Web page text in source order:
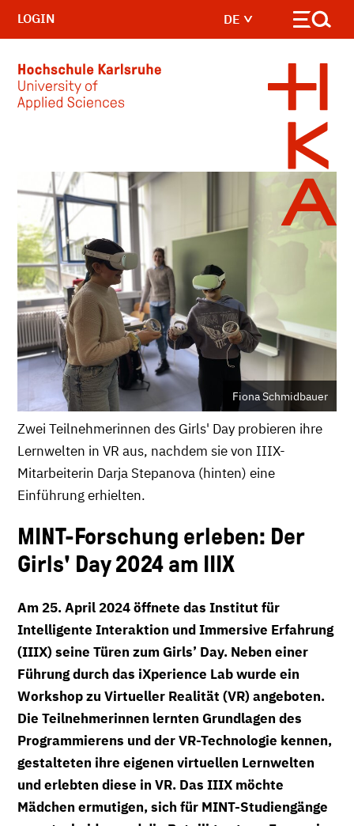
DE
LOGIN
Fiona Schmidbauer
Zwei Teilnehmerinnen des Girls' Day probieren ihre
Lernwelten in VR aus, nachdem sie von IIIX-
Mitarbeiterin Darja Stepanova (hinten) eine
Einführung erhielten.
MINT-Forschung erleben: Der
Girls' Day 2024 am IIIX
Am 25. April 2024 öffnete das Institut für
Intelligente Interaktion und Immersive Erfahrung
(IIIX) seine Türen zum Girls’ Day. Neben einer
Führung durch das iXperience Lab wurde ein
Workshop zu Virtueller Realität (VR) angeboten.
Die Teilnehmerinnen lernten Grundlagen des
Programmierens und der VR-Technologie kennen,
gestalteten ihre eigenen virtuellen Lernwelten
und erlebten diese in VR. Das IIIX möchte
Mädchen ermutigen, sich für MINT-Studiengänge